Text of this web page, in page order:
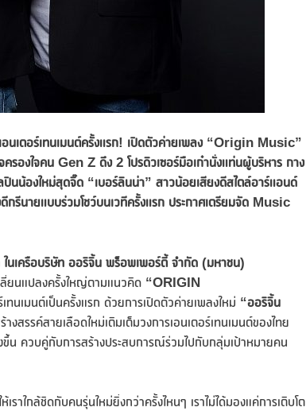
เตอร์เทนเมนต์ครั้งแรก! เปิดตัวค่ายเพลง “Origin Music”
งใจคน Gen Z ดึง 2 โปรดิวเซอร์มือเก๋านั่งแท่นผู้บริหาร กาง
น้องใหม่สุดจี๊ด “เบอร์ลินน่า” สาวน้อยเสียงดีสไตล์อาร์แอนด์
กรีนายแบบร่วมโชว์บนเวทีครั้งแรก ประกาศเตรียมจัด Music
ในเครือบริษัท ออริจิ้น พร็อพเพอร์ตี้ จำกัด (มหาชน)
ยนแปลงครั้งใหญ่ตามแนวคิด “ORIGIN
ทนเมนต์เป็นครั้งแรก ด้วยการเปิดตัวค่ายเพลงใหม่ “ออริจิ้น
รรค์สายเลือดใหม่เติมเต็มวงการเอนเตอร์เทนเมนต์ของไทย
ขึ้น ควบคู่กับการสร้างประสบการณ์ร่วมไปกับกลุ่มเป้าหมายคน
กล้ชิดกับคนรุ่นใหม่ยิ่งกว่าครั้งไหนๆ เราไม่ได้มองแค่การเติบโต